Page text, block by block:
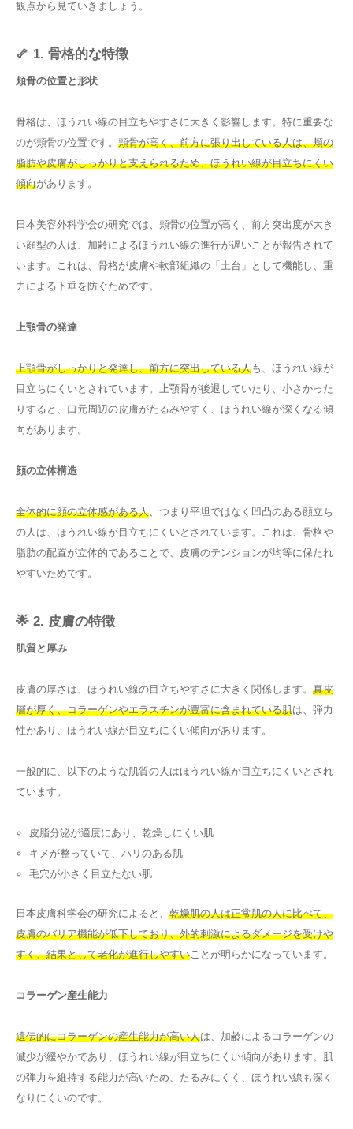
観点から見ていきましょう。
🦴 1. 骨格的な特徴
頬骨の位置と形状
骨格は、ほうれい線の目立ちやすさに大きく影響します。特に重要な
のが頬骨の位置です。 頬骨が高く、前方に張り出している人は、頬の
脂肪や皮膚がしっかりと支えられるため、ほうれい線が目立ちにくい
傾向があります。
日本美容外科学会の研究では、頬骨の位置が高く、前方突出度が大き
い顔型の人は、加齢によるほうれい線の進行が遅いことが報告されて
います。これは、骨格が皮膚や軟部組織の「土台」として機能し、重
力による下垂を防ぐためです。
上顎骨の発達
上顎骨がしっかりと発達し、前方に突出している人も、ほうれい線が
目立ちにくいとされています。上顎骨が後退していたり、小さかった
りすると、口元周辺の皮膚がたるみやすく、ほうれい線が深くなる傾
向があります。
顔の立体構造
全体的に顔の立体感がある人、つまり平坦ではなく凹凸のある顔立ち
の人は、ほうれい線が目立ちにくいとされています。これは、骨格や
脂肪の配置が立体的であることで、皮膚のテンションが均等に保たれ
やすいためです。
🌟 2. 皮膚の特徴
肌質と厚み
皮膚の厚さは、ほうれい線の目立ちやすさに大きく関係します。 真皮
層が厚く、コラーゲンやエラスチンが豊富に含まれている肌は、弾力
性があり、ほうれい線が目立ちにくい傾向があります。
一般的に、以下のような肌質の人はほうれい線が目立ちにくいとされ
ています。
皮脂分泌が適度にあり、乾燥しにくい肌
キメが整っていて、ハリのある肌
毛穴が小さく目立たない肌
日本皮膚科学会の研究によると、 乾燥肌の人は正常肌の人に比べて、
皮膚のバリア機能が低下しており、外的刺激によるダメージを受けや
すく、結果として老化が進行しやすいことが明らかになっています。
コラーゲン産生能力
遺伝的にコラーゲンの産生能力が高い人は、加齢によるコラーゲンの
減少が緩やかであり、ほうれい線が目立ちにくい傾向があります。肌
の弾力を維持する能力が高いため、たるみにくく、ほうれい線も深く
なりにくいのです。